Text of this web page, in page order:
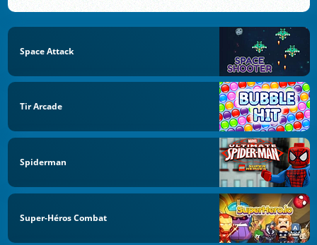
Space Attack
Tir Arcade
Spiderman
Super-Héros Combat